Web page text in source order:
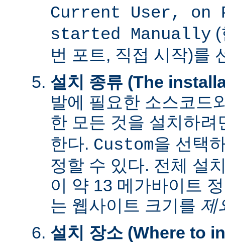
Current User, on
started Manually
번 포트, 직접 시작)를
설치 종류 (The
발에 필요한 소스코드
한 모든 것을 설치하
한다. Custom을 선택
정할 수 있다. 전체 설
이 약 13 메가바이트
는 웹사이트 크기를 제
설치 장소 (Where to